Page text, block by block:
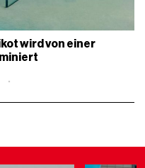
wird von einer